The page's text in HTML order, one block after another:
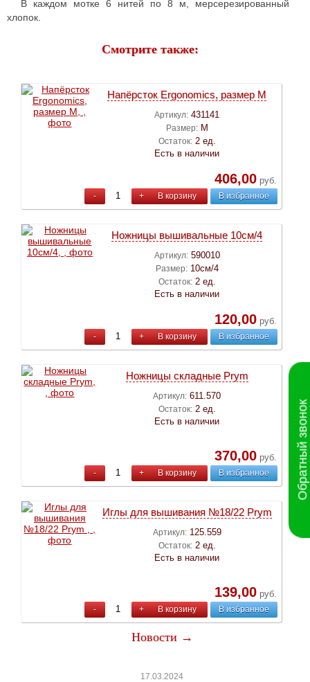
В каждом мотке 6 нитей по 8 м, мерсерезированный
хлопок.
Смотрите также:
Напёрсток Ergonomics, размер M
Артикул: 431141
Размер: M
Остаток: 2 ед.
Есть в наличии
406,00руб.
- + В корзину В избранное
Ножницы вышивальные 10см/4
Артикул: 590010
Размер: 10см/4
Остаток: 2 ед.
Есть в наличии
120,00руб.
- + В корзину В избранное
Ножницы складные Prym
Артикул: 611.570
Остаток: 2 ед.
Есть в наличии
370,00руб.
- + В корзину В избранное
Иглы для вышивания №18/22 Prym
Артикул: 125.559
Остаток: 2 ед.
Есть в наличии
139,00руб.
- + В корзину В избранное
Новости →
17.03.2024
Обратный звонок